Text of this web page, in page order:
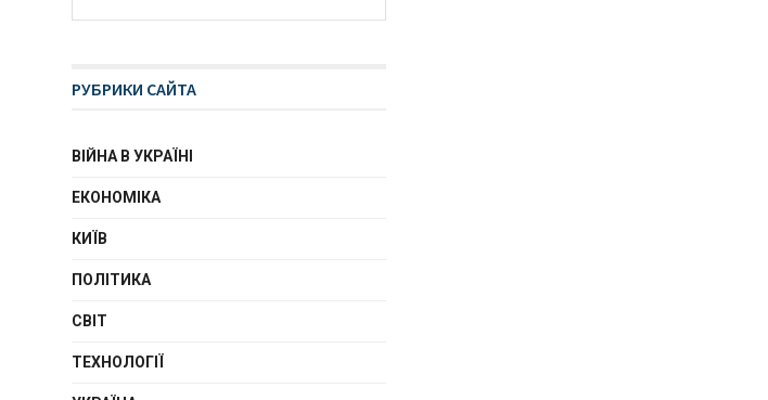
РУБРИКИ САЙТА
ВІЙНА В УКРАЇНІ
ЕКОНОМІКА
КИЇВ
ПОЛІТИКА
СВІТ
ТЕХНОЛОГІЇ